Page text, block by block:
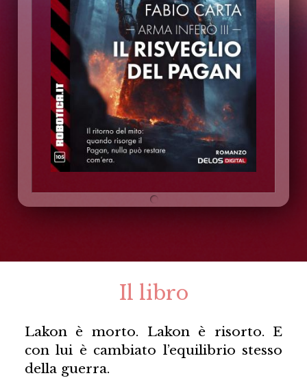
Il libro
Lakon è morto. Lakon è risorto. E
con lui è cambiato l’equilibrio stesso
della guerra.